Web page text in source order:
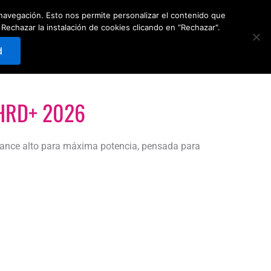
0
CarritoReservar
2026
alto para máxima potencia, pensada para
Esto nos permite personalizar el contenido que
la instalación de cookies clicando en “Rechazar".